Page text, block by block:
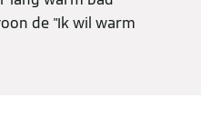
de "Ik wil warm